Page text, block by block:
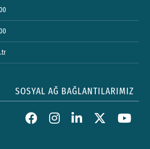
SOSYAL AĞ BAĞLANTILARIMIZ